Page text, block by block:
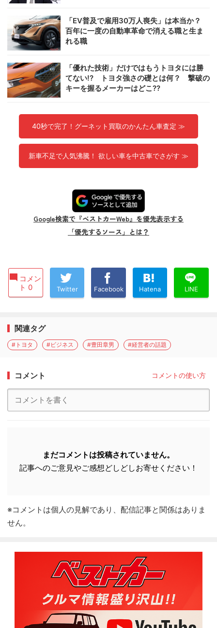
「EV普及で雇用30万人喪失」は本当か？
百年に一度の自動車革命で消える職と生ま
れる職
「優れた技術」だけではもうトヨタには勝
てない!? トヨタ強さの礎とは何？ 撃破の
キーを握るメーカーはどこ??
40秒で完了！グーネット買取のかんたん車査定 ≫
新車不足で人気沸騰！ 欲しい車を中古車でさがす ≫
Google検索で『ベストカーWeb』を優先表示する
「優先するソース」とは？
コメン
ト 0
Twitter Facebook Hatena LINE
関連タグ
#トヨタ #ビジネス #豊田章男 #経営者の話題
コメント コメントの使い方
まだコメントは投稿されていません。
記事へのご意見やご感想どしどしお寄せください！
※コメントは個人の見解であり、配信記事と関係はありま
せん。